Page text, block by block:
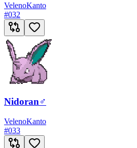
VelenoKanto
#032
Nidoran♂
VelenoKanto
#033